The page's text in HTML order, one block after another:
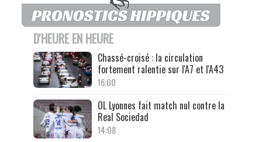
D'HEURE EN HEURE
Chassé-croisé : la circulation
fortement ralentie sur l'A7 et l'A43
16:00
OL Lyonnes fait match nul contre la
Real Sociedad
14:08